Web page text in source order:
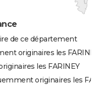
de ce département
originaires les
les FARINEY
originaires les